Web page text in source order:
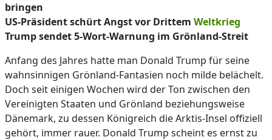
bringen
US-Präsident schürt Angst vor Drittem Weltkrieg
Trump sendet 5-Wort-Warnung im Grönland-Streit
Anfang des Jahres hatte man Donald Trump für seine
wahnsinnigen Grönland-Fantasien noch milde belächelt.
Doch seit einigen Wochen wird der Ton zwischen den
Vereinigten Staaten und Grönland beziehungsweise
Dänemark, zu dessen Königreich die Arktis-Insel offiziell
gehört, immer rauer. Donald Trump scheint es ernst zu